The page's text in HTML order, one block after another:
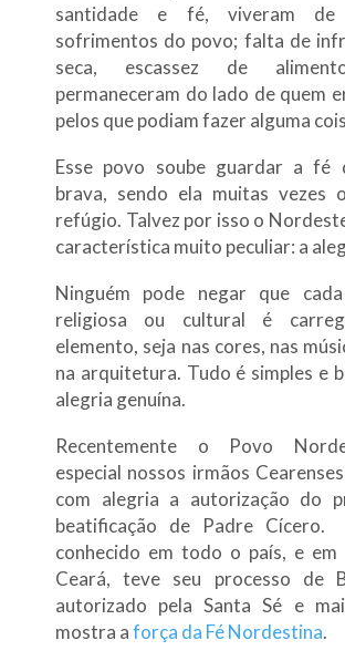
santidade e fé, viveram
sofrimentos do povo; falta de
seca, escassez de
permaneceram do lado de quem
pelos que podiam fazer alguma
Esse povo soube guardar a fé
brava, sendo ela muitas vezes
refúgio. Talvez por isso o
característica muito peculiar: a
Ninguém pode negar que cada
religiosa ou cultural é
elemento, seja nas cores, nas
na arquitetura. Tudo é simples e
alegria genuína.
Recentemente o Povo
especial nossos irmãos
com alegria a autorização do
beatificação de Padre
conhecido em todo o país, e em
Ceará, teve seu processo de
autorizado pela Santa Sé e
mostra aforça da Fé Nordestina.